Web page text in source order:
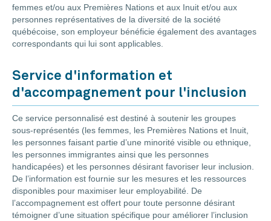
femmes et/ou aux Premières Nations et aux Inuit et/ou aux
personnes représentatives de la diversité de la société
québécoise, son employeur bénéficie également des avantages
correspondants qui lui sont applicables.
Service d'information et
d'accompagnement pour l'inclusion
Ce service personnalisé est destiné à soutenir les groupes
sous-représentés (les femmes, les Premières Nations et Inuit,
les personnes faisant partie d’une minorité visible ou ethnique,
les personnes immigrantes ainsi que les personnes
handicapées) et les personnes désirant favoriser leur inclusion.
De l’information est fournie sur les mesures et les ressources
disponibles pour maximiser leur employabilité. De
l’accompagnement est offert pour toute personne désirant
témoigner d’une situation spécifique pour améliorer l’inclusion